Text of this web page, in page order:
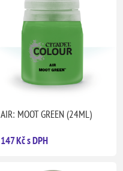
AIR: MOOT GREEN (24ML)
147 Kč s DPH